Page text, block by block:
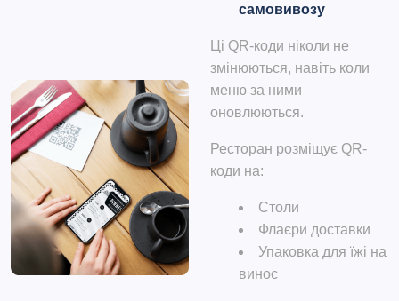
самовивозу
Ці QR-коди ніколи не
змінюються, навіть коли
меню за ними
оновлюються.
Ресторан розміщує QR-
коди на:
Столи
Флаєри доставки
Упаковка для їжі на
винос